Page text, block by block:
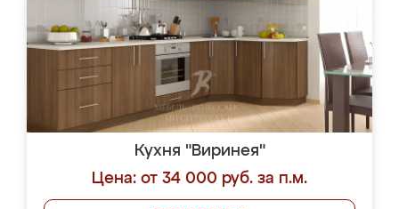
Кухня "Виринея"
Цена: от 34 000 руб. за п.м.